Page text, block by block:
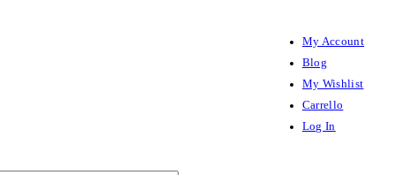
My Account
Blog
My Wishlist
Carrello
Log In